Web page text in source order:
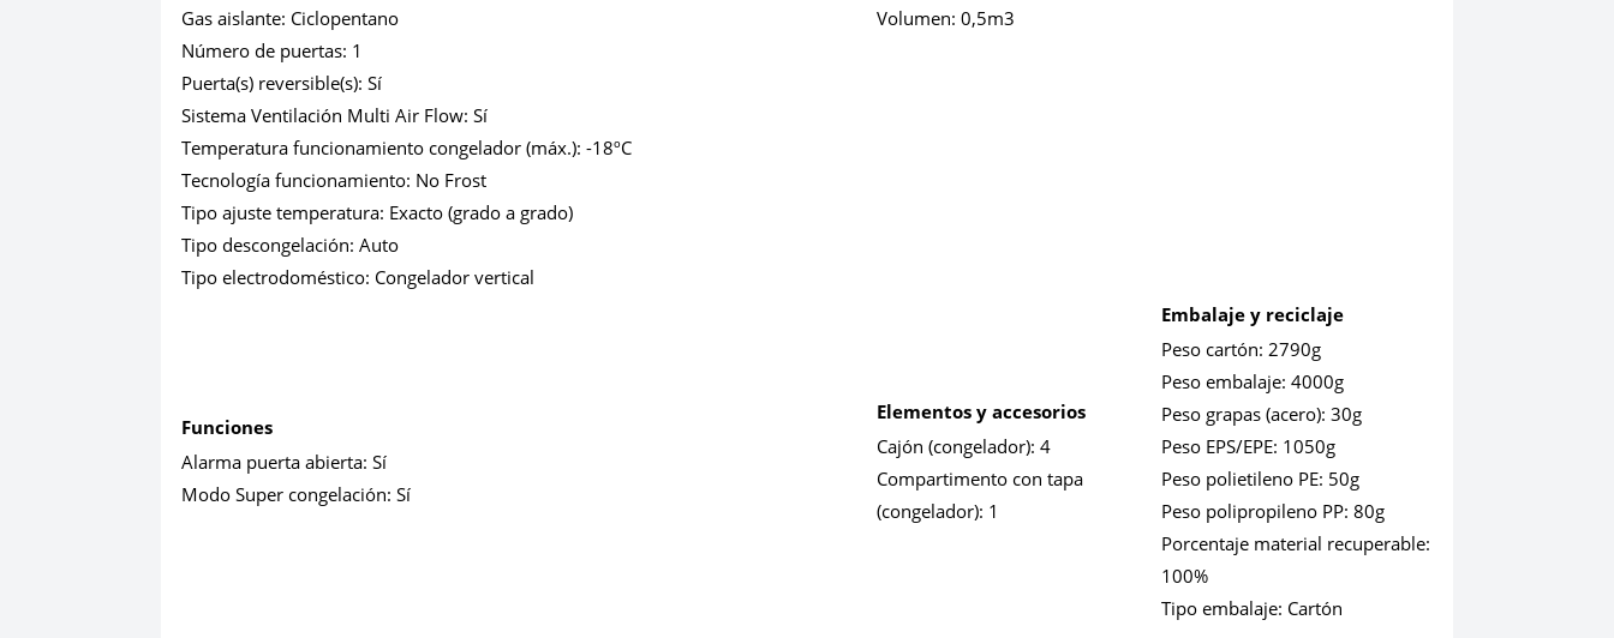
Gas aislante: Ciclopentano
Número de puertas: 1
Puerta(s) reversible(s):Sí
Sistema Ventilación Multi Air Flow:Sí
Temperatura funcionamiento congelador (máx.):-18ºC
Tecnología funcionamiento: No Frost
Tipo ajuste temperatura: Exacto (grado a grado)
Tipo descongelación:Auto
Tipo electrodoméstico: Congelador vertical
Volumen:0,5m3
Funciones
Alarma puerta abierta:Sí
Modo Super congelación:Sí
Elementos y accesorios
Cajón (congelador):4
Compartimento con tapa
(congelador): 1
Embalaje y reciclaje
Peso cartón:2790g
Peso embalaje:4000g
Peso grapas (acero):30g
Peso EPS/EPE: 1050g
Peso polietileno PE: 50g
Peso polipropileno PP:80g
Porcentaje material recuperable:
100%
Tipo embalaje: Cartón